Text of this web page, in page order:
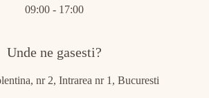
09:00 - 17:00
Unde ne gasesti?
nr 2, Intrarea nr 1, Bucuresti